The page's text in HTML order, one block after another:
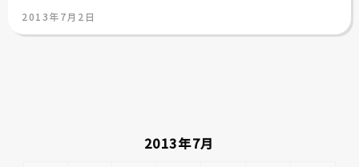
投
日:
2013年7月2日
2013年7月